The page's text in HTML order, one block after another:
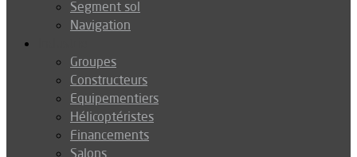
Segment sol
Navigation
Groupes
Constructeurs
Equipementiers
Hélicoptéristes
Financements
Salons